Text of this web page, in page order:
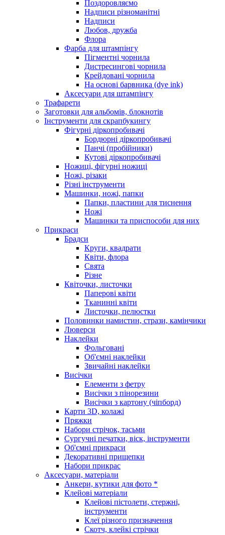
Поздоровляємо
Надписи різноманітні
Надписи
Любов, дружба
Флора
Фарба для штампінгу
Пігментні чорнила
Дистресингові чорнила
Крейдовані чорнила
На основі барвника (dye ink)
Аксесуари для штампінгу
Трафарети
Заготовки для альбомів, блокнотів
Інструменти для скрапбукингу
Фігурні діркопробивачі
Бордюрні діркопробивачі
Панчі (пробійники)
Кутові діркопробивачі
Ножиці, фігурні ножиці
Ножі, різаки
Різні інструменти
Машинки, ножі, папки
Папки, пластини для тиснення
Ножі
Машинки та приспособи для них
Прикраси
Брадси
Круги, квадрати
Квіти, флора
Свята
Різне
Квіточки, листочки
Паперові квіти
Тканинні квіти
Листочки, пелюстки
Половинки намистин, стрази, камінчики
Люверси
Наклейки
Фольговані
Об'ємні наклейки
Звичайні наклейки
Висічки
Елементи з фетру
Висічки з пінорезини
Висічки з картону (чіпборд)
Карти 3D, колажі
Пряжки
Набори стрічок, тасьми
Сургучні печатки, віск, інструменти
Об'ємні прикраси
Декоративні прищепки
Набори прикрас
Аксесуари, матеріали
Анкери, кутики для фото *
Клейові матеріали
Клейові пістолети, стержні,
інструменти
Клеї різного призначення
Скотч, клейкі стрічки